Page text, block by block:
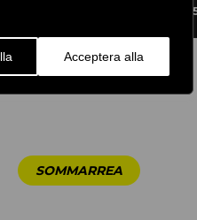
Acceptera alla